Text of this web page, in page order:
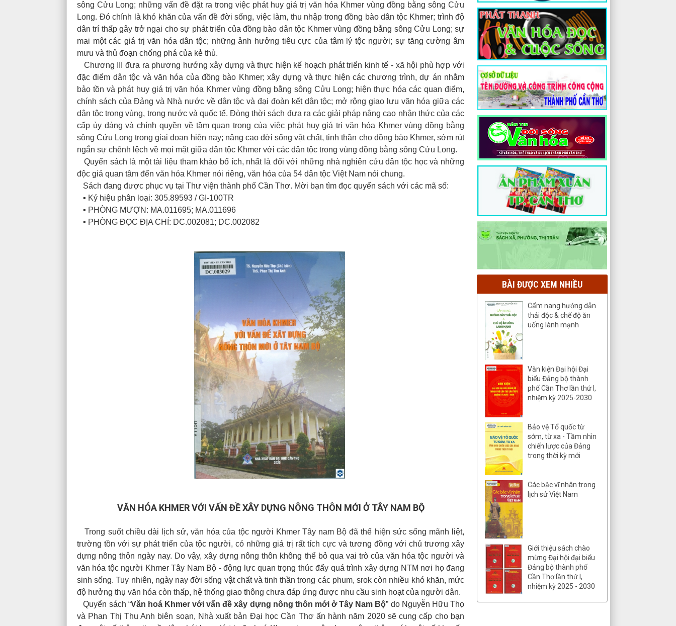
sông Cửu Long; những vấn đề đặt ra trong việc phát huy giá trị văn hóa Khmer vùng đồng bằng sông Cửu
Long. Đó chính là khó khăn của vấn đề đời sống, việc làm, thu nhập trong đồng bào dân tộc Khmer; trình độ
dân trí thấp gây trở ngại cho sự phát triển của đồng bào dân tộc Khmer vùng đồng bằng sông Cửu Long; sự
mai một các giá trị văn hóa dân tộc; những ảnh hưởng tiêu cực của tâm lý tộc người; sự tăng cường âm
mưu và thủ đoạn chống phá của kẻ thù.
Chương III đưa ra phương hướng xây dựng và thực hiện kế hoạch phát triển kinh tế - xã hội phù hợp với
đặc điểm dân tộc và văn hóa của đồng bào Khmer; xây dựng và thực hiện các chương trình, dự án nhằm
bảo tồn và phát huy giá trị văn hóa Khmer vùng đồng bằng sông Cửu Long; hiện thực hóa các quan điểm,
chính sách của Đảng và Nhà nước về dân tộc và đại đoàn kết dân tộc; mở rộng giao lưu văn hóa giữa các
dân tộc trong vùng, trong nước và quốc tế. Đòng thời sách đưa ra các giải pháp nâng cao nhận thức của các
cấp ủy đảng và chính quyền về tầm quan trọng của việc phát huy giá trị văn hóa Khmer vùng đồng bằng
sông Cửu Long trong giai đoạn hiện nay; nâng cao đời sống vật chất, tinh thần cho đồng bào Khmer, sớm rút
ngắn sự chênh lệch về mọi mặt giữa dân tộc Khmer với các dân tộc trong vùng đồng bằng sông Cửu Long.
Quyển sách là một tài liệu tham khảo bổ ích, nhất là đối với những nhà nghiên cứu dân tộc học và những
độc giả quan tâm đến văn hóa Khmer nói riêng, văn hóa của 54 dân tộc Việt Nam nói chung.
Sách đang được phục vụ tại Thư viện thành phố Cần Thơ. Mời bạn tìm đọc quyển sách với các mã số:
▪ Ký hiệu phân loại: 305.89593 / GI-100TR
▪ PHÒNG MƯỢN: MA.011695; MA.011696
▪ PHÒNG ĐỌC ĐỊA CHÍ: DC.002081; DC.002082
VĂN HÓA KHMER VỚI VẤN ĐỀ XÂY DỰNG NÔNG THÔN MỚI Ở TÂY NAM BỘ
Trong suốt chiều dài lịch sử, văn hóa của tộc người Khmer Tây nam Bộ đã thể hiện sức sống mãnh liệt,
trường tồn với sự phát triển của tộc người, có những giá trị rất tích cực và tương đồng với chủ trương xây
dựng nông thôn ngày nay. Do vậy, xây dựng nông thôn không thể bỏ qua vai trò của văn hóa tộc người và
văn hóa tộc người Khmer Tây Nam Bộ - động lực quan trọng thúc đẩy quá trình xây dựng NTM nơi họ đang
sinh sống. Tuy nhiên, ngày nay đời sống vật chất và tinh thần trong các phum, srok còn nhiều khó khăn, mức
độ hưởng thụ văn hóa còn thấp, hệ thống giao thông chưa đáp ứng được nhu cầu sinh hoạt của người dân.
Quyển sách “Văn hoá Khmer với vấn đề xây dựng nông thôn mới ở Tây Nam Bộ” do Nguyễn Hữu Thọ
và Phan Thị Thu Anh biên soạn, Nhà xuất bản Đại học Cần Thơ ấn hành năm 2020 sẽ cung cấp cho bạn
BÀI ĐƯỢC XEM NHIỀU
Cẩm nang hướng dẫn
thải độc & chế độ ăn
uống lành mạnh
Văn kiện Đại hội Đại
biểu Đảng bộ thành
phố Cần Thơ lần thứ I,
nhiệm kỳ 2025-2030
Bảo vệ Tổ quốc từ
sớm, từ xa - Tầm nhìn
chiến lược của Đảng
trong thời kỳ mới
Các bậc vĩ nhân trong
lịch sử Việt Nam
Giới thiệu sách chào
mừng Đại hội đại biểu
Đảng bộ thành phố
Cần Thơ lần thứ I,
nhiệm kỳ 2025 - 2030